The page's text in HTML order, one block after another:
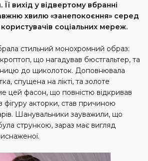
вихід у відвертому вбранні
хвилю «занепокоєння» серед
соціальних мереж.
стильний монохромний образ:
що нагадував бюстгальтер, та
до щиколоток. Доповнювала
спущена на лікті, та золоте
цей фасон, що повністю відкривав
фігуру акторки, став причиною
Шанувальники зауважили, що
стрункою, зараз має вигляд